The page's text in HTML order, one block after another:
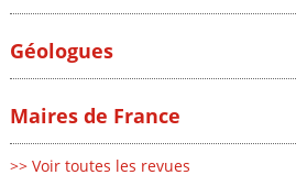
Géologues
Maires de France
>> Voir toutes les revues